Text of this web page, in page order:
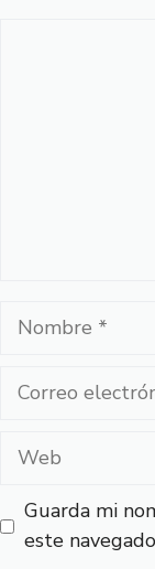
Nombre
Correo
Web
Guarda mi
este